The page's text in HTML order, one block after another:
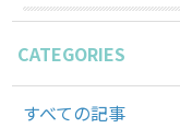
CATEGORIES
すべての記事